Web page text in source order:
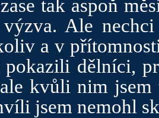
tak aspoň
Ale
a v
pokazili dělníci,
kvůli nim
jsem nemohl